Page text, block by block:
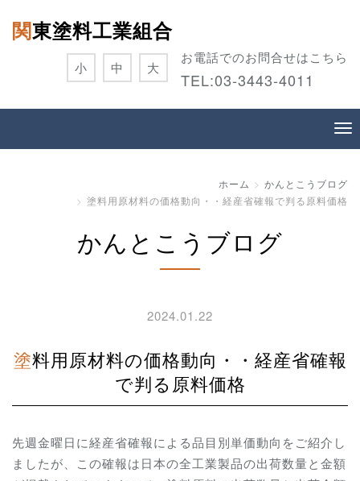
関東塗料工業組合
お電話でのお問合せはこちら
TEL:03-3443-4011
小 中 大
ホーム
かんとこうブログ
塗料用原材料の価格動向・・経産省確報で判る原料価格
かんとこうブログ
2024.01.22
塗料用原材料の価格動向・・経産省確報
で判る原料価格
先週金曜日に経産省確報による品目別単価動向をご紹介し
ましたが、この確報は日本の全工業製品の出荷数量と金額